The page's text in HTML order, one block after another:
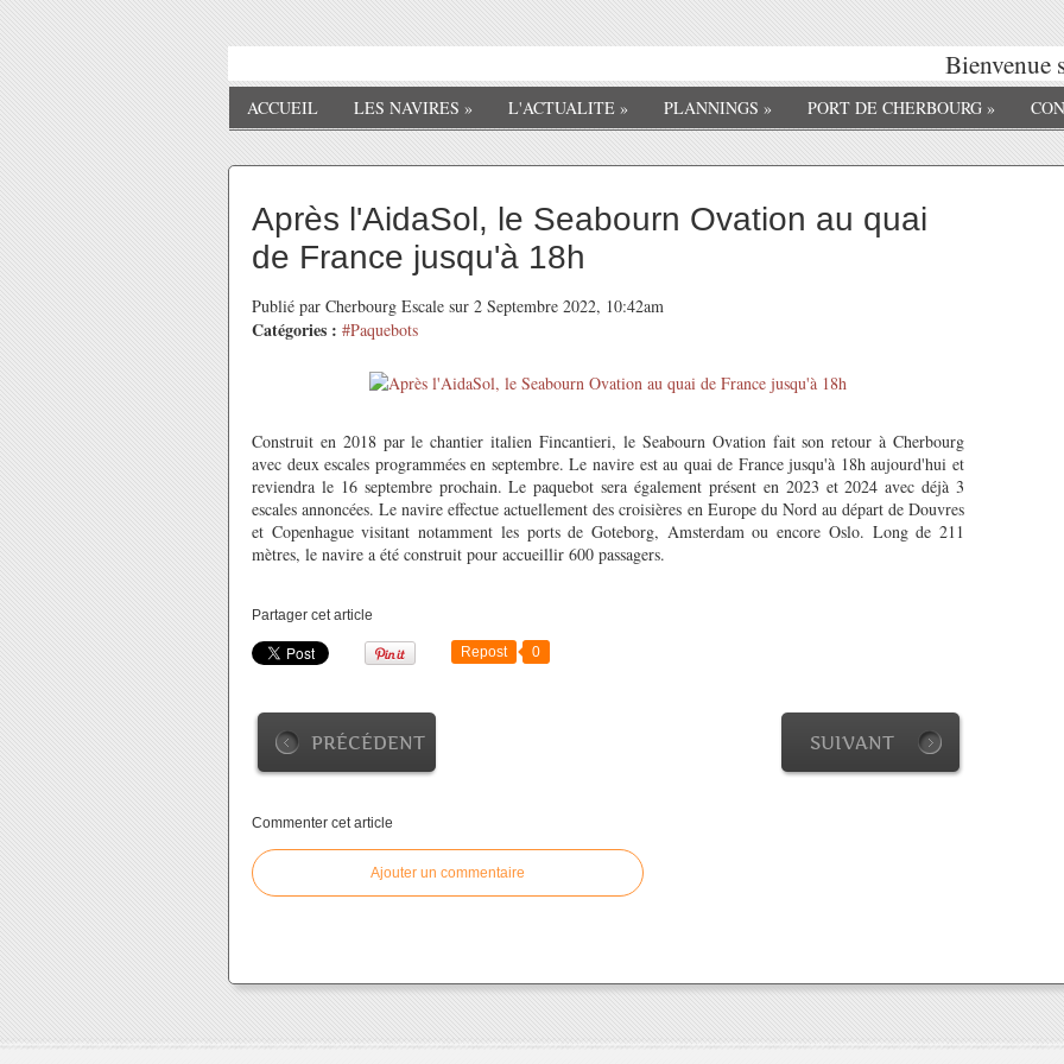
Bienvenue
ACCUEIL LES NAVIRES » L'ACTUALITE » PLANNINGS » PORT DE CHERBOURG »
Après l'AidaSol, le Seabourn Ovation au quai
de France jusqu'à 18h
Publié par Cherbourg Escale sur 2 Septembre 2022, 10:42am
Catégories : #Paquebots
Construit en 2018 par le chantier italien Fincantieri, le Seabourn Ovation fait son retour à Cherbourg
avec deux escales programmées en septembre. Le navire est au quai de France jusqu'à 18h aujourd'hui et
reviendra le 16 septembre prochain. Le paquebot sera également présent en 2023 et 2024 avec déjà 3
escales annoncées. Le navire effectue actuellement des croisières en Europe du Nord au départ de Douvres
et Copenhague visitant notamment les ports de Goteborg, Amsterdam ou encore Oslo. Long de 211
mètres, le navire a été construit pour accueillir 600 passagers.
Partager cet article
Repost 0
PRÉCÉDENT SUIVANT
Commenter cet article
Ajouter un commentaire